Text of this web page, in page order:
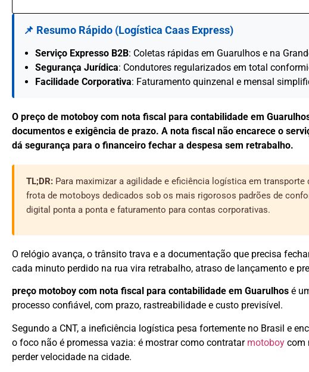
📌 Resumo Rápido (Logística Caas Express)
Serviço Expresso B2B: Coletas rápidas em Guarulhos e na
Segurança Jurídica: Condutores regularizados em total
Facilidade Corporativa: Faturamento quinzenal e mensal
O preço de motoboy com nota fiscal para contabilidade em
documentos e exigência de prazo. A nota fiscal não encarece o
dá segurança para o financeiro fechar a despesa sem retrabalho.
TL;DR: Para maximizar a agilidade e eficiência logística em
frota de motoboys dedicados sob os mais rigorosos padrões de
digital ponta a ponta e faturamento para contas corporativas.
O relógio avança, o trânsito trava e a documentação que precisa
cada minuto perdido na rua vira retrabalho, atraso de lançamento e
preço motoboy com nota fiscal para contabilidade em Guarulhos é
processo confiável, com prazo, rastreabilidade e custo previsível.
Segundo a CNT, a ineficiência logística pesa fortemente no Brasil e
o foco não é promessa vazia: é mostrar como contratar motoboy com
perder velocidade na cidade.